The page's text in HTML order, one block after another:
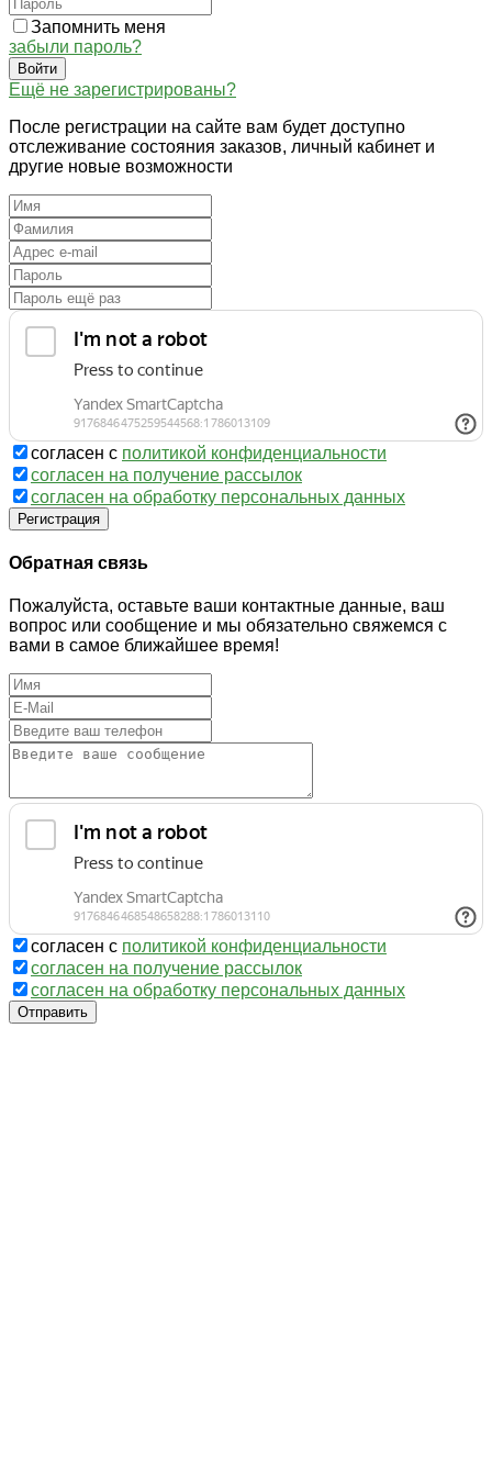
Запомнить меня
забыли пароль?
Войти
Ещё не зарегистрированы?
После регистрации на сайте вам будет доступно
отслеживание состояния заказов, личный кабинет и
другие новые возможности
согласен с политикой конфиденциальности
согласен на получение рассылок
согласен на обработку персональных данных
Регистрация
Обратная связь
Пожалуйста, оставьте ваши контактные данные, ваш
вопрос или сообщение и мы обязательно свяжемся с
вами в самое ближайшее время!
согласен с политикой конфиденциальности
согласен на получение рассылок
согласен на обработку персональных данных
Отправить